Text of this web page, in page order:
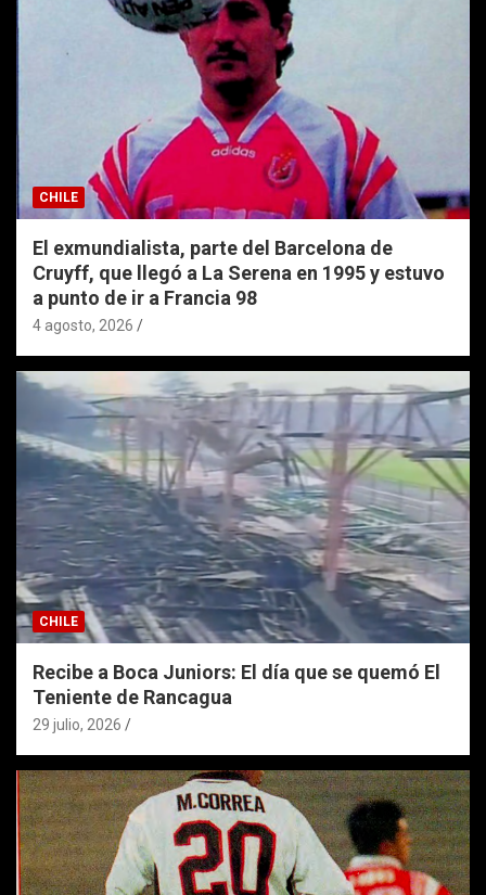
CHILE
El exmundialista, parte del Barcelona de
Cruyff, que llegó a La Serena en 1995 y estuvo
a punto de ir a Francia 98
4 agosto, 2026
CHILE
Recibe a Boca Juniors: El día que se quemó El
Teniente de Rancagua
29 julio, 2026